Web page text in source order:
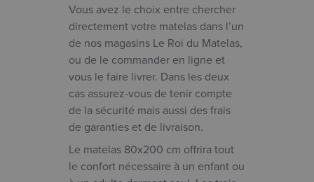
Vous avez le choix entre chercher
directement votre matelas dans l’un
de nos magasins Le Roi du Matelas,
ou de le commander en ligne et
vous le faire livrer. Dans les deux
cas assurez-vous de tenir compte
de la sécurité mais aussi des frais
de garanties et de livraison.
Le matelas 80x200 cm offrira tout
le confort nécessaire à un enfant ou